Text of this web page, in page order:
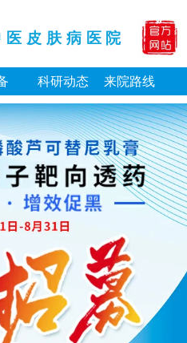
皮肤病医院
科研动态 来院路线